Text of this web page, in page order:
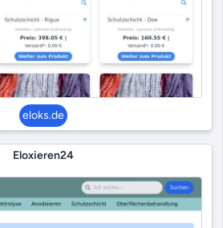
eloks.de
Eloxieren24